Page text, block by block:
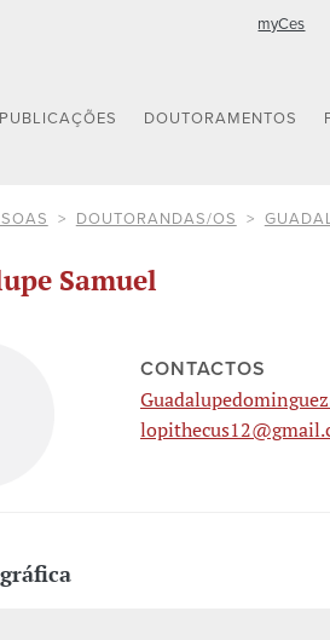
myCes
PUBLICAÇÕES DOUTORAMENTOS
DOUTORANDAS/OS
Samuel
CONTACTOS